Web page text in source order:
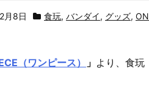
月8日 食玩, バンダイ, グッズ,
（ワンピース） 」 より、 食玩